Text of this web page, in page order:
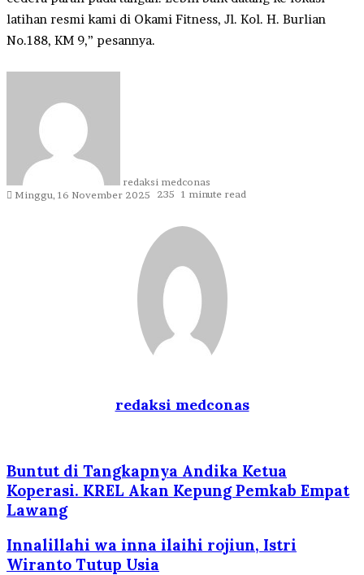
latihan resmi kami di Okami Fitness, Jl. Kol. H. Burlian
No.188, KM 9,” pesannya.
redaksi medconas
Minggu, 16 November 2025 235 1 minute read
redaksi medconas
Buntut di Tangkapnya Andika Ketua
Koperasi. KREL Akan Kepung Pemkab Empat
Lawang
Innalillahi wa inna ilaihi rojiun, Istri
Wiranto Tutup Usia